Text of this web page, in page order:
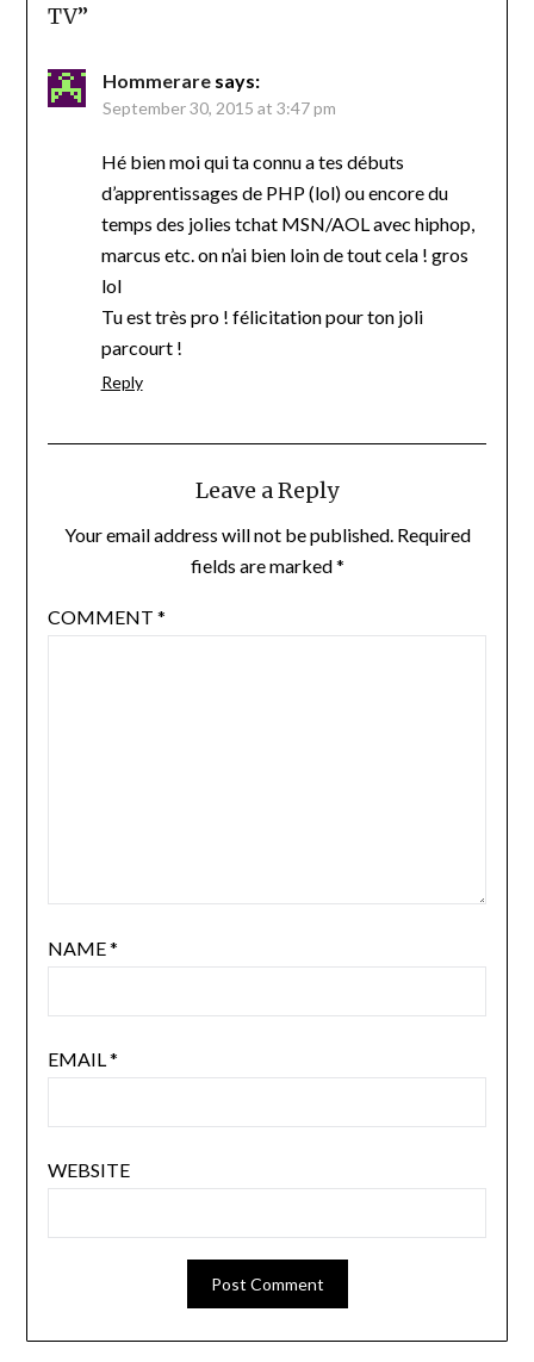
TV”
Hommerare says:
September 30, 2015 at 3:47 pm
Hé bien moi qui ta connu a tes débuts
d’apprentissages de PHP (lol) ou encore du
temps des jolies tchat MSN/AOL avec hiphop,
marcus etc. on n’ai bien loin de tout cela ! gros
lol
Tu est très pro ! félicitation pour ton joli
parcourt !
Reply
Leave a Reply
Your email address will not be published. Required
fields are marked*
COMMENT *
NAME*
EMAIL*
WEBSITE